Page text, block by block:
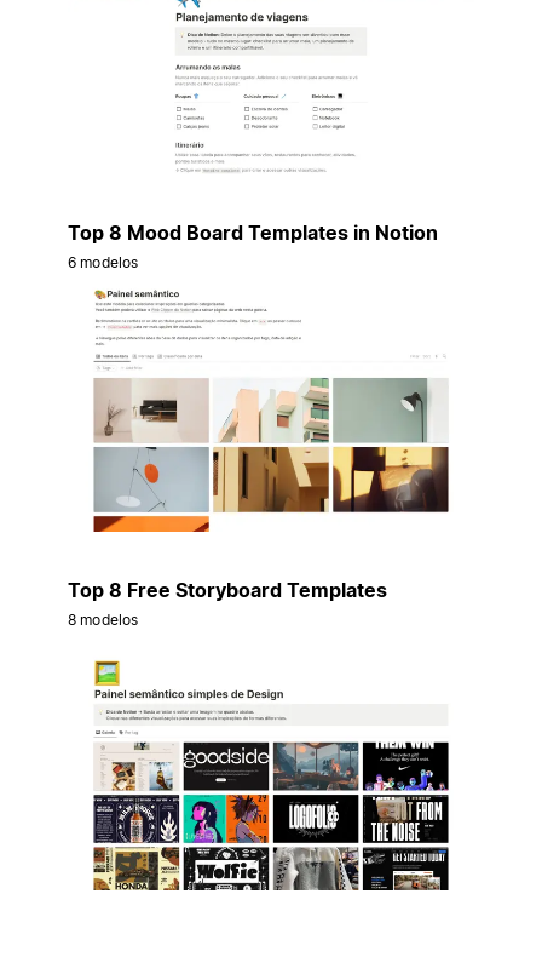
Top 8 Mood Board Templates in Notion
6 modelos
Top 8 Free Storyboard Templates
8 modelos